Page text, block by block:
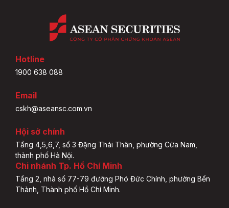
Hotline
1900 638 088
Email
cskh@aseansc.com.vn
Hội sở chính
Tầng 4,5,6,7, số 3 Đặng Thái Thân, phường Cửa Nam,
thành phố Hà Nội.
Chi nhánh Tp. Hồ Chí Minh
Tầng 2, nhà số 77-79 đường Phó Đức Chính, phường Bến
Thành, Thành phố Hồ Chí Minh.